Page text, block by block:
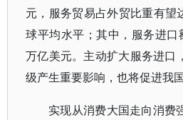
元，服务贸易占外贸比重有望
球平均水平；其中，服务进
万亿美元。主动扩大服务进口
级产生重要影响，也将促进我
实现从消费大国走向消费